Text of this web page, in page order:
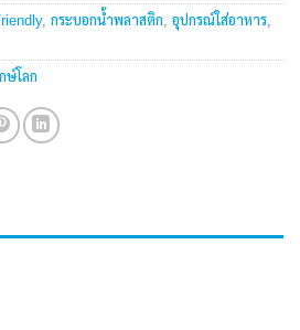
, กระบอกน้ำพลาสติก อุปกรณ์ใส่อาหาร
ษ์โลก